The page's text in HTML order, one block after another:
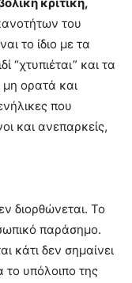
του
το ίδιο με τα
“χτυπιέται” και τα
μη ορατά και
που
και ανεπαρκείς,
διορθώνεται. Το
παράσημο.
κάτι δεν σημαίνει
το υπόλοιπο της